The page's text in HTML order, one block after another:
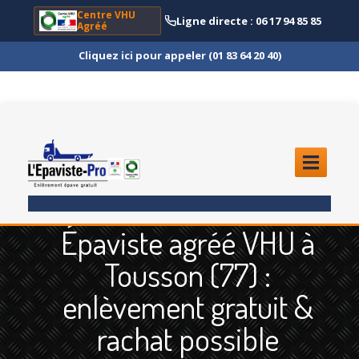
Centre VHU
Agréé
Ligne directe : 06 17 94 85 85
Cliquez ici pour appeler (01 83 64 20 40)
ENLÈVEMENTÉPAVE
Quoi ?
Scooteret Moto
Camion et Poids Lourd
Épaviste agréé VHU à
Tousson (77) :
enlèvement gratuit &
rachat possible